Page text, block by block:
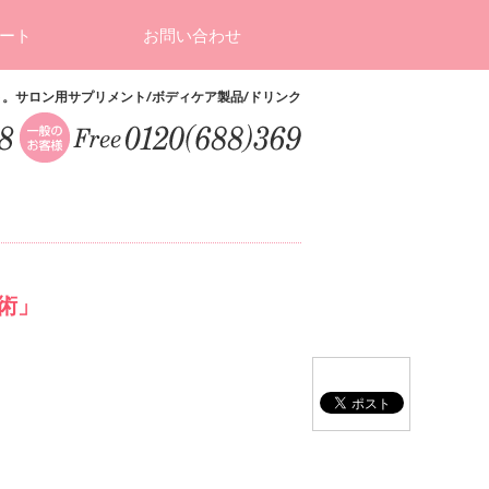
ト お問い合わせ
サロン用サプリメント/ボディケア製品/ドリンク
」